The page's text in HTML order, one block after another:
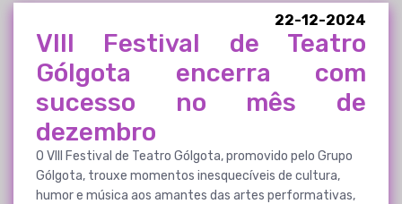
22-12-2024
VIII Festival de Teatro
Gólgota encerra com
sucesso no mês de
dezembro
O VIII Festival de Teatro Gólgota, promovido pelo Grupo
Gólgota, trouxe momentos inesquecíveis de cultura,
humor e música aos amantes das artes performativas,